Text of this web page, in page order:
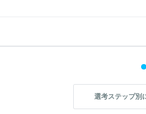
選考ステップ別